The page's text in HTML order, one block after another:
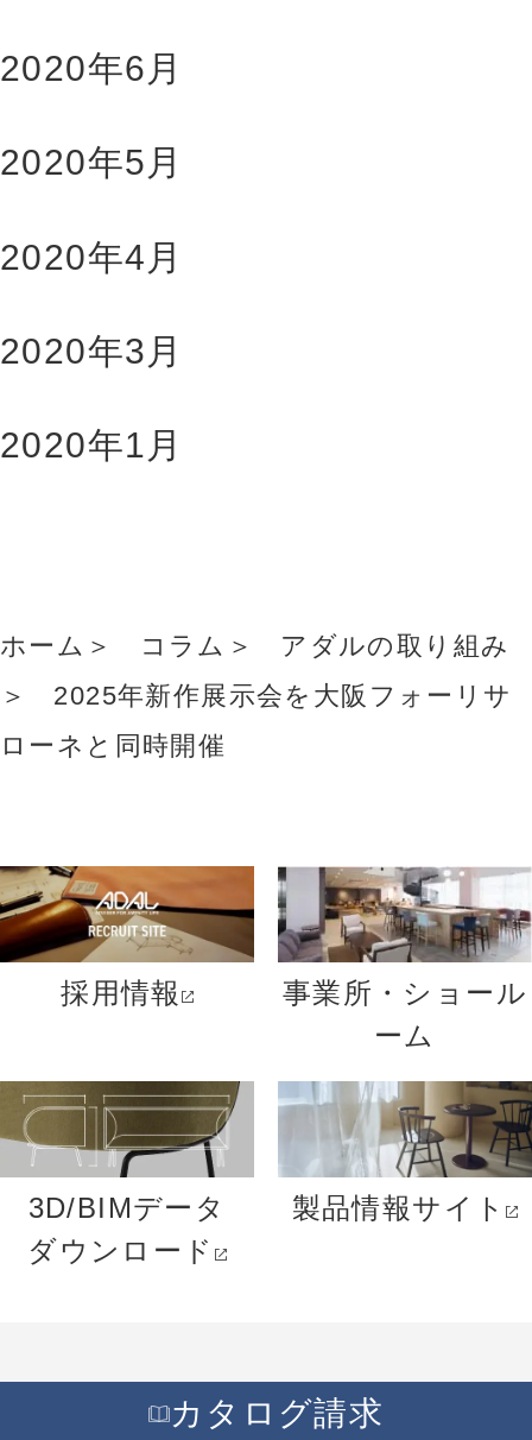
2020年6月
2020年5月
2020年4月
2020年3月
2020年1月
ホーム コラム
アダルの取り組み
2025年新作展示会を大阪フォーリサ
ローネと同時開催
採用情報
事業所・ショール
ーム
3D/BIMデータ
ダウンロード
製品情報サイト
カタログ請求